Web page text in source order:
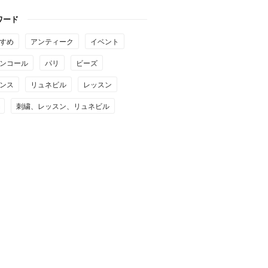
ード
め アンティーク イベント
コール パリ ビーズ
ス リュネビル レッスン
刺繍、レッスン、リュネビル